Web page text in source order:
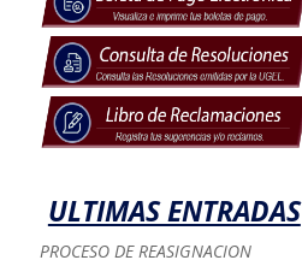
ULTIMAS ENTRADAS
PROCESO DE REASIGNACION